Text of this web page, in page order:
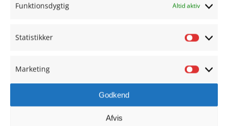
Funktionsdygtig Altid aktiv
Statistikker
Marketing
Godkend
Afvis
Christiansfeldvej 20